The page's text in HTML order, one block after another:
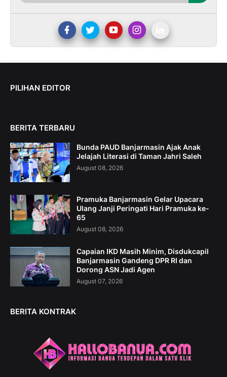
PILIHAN EDITOR
BERITA TERBARU
Bunda PAUD Banjarmasin Ajak Anak
Jelajah Literasi di Taman Jahri Saleh
August 08, 2026
Pramuka Banjarmasin Gelar Upacara
Ulang Janji Peringati Hari Pramuka ke-
65
August 08, 2026
Capaian IKD Masih Minim, Disdukcapil
Banjarmasin Gandeng DPR RI dan
Dorong ASN Jadi Agen
August 07, 2026
BERITA KONTRAK